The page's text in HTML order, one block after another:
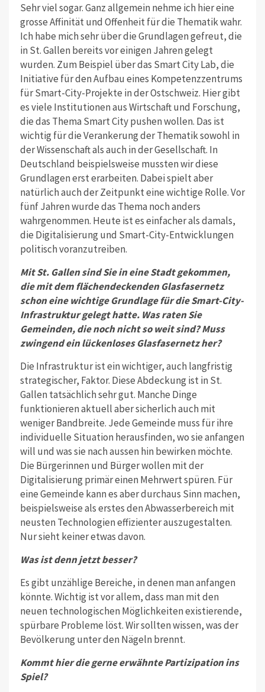
Sehr viel sogar. Ganz allgemein nehme ich hier eine
grosse Affinität und Offen­heit für die Thematik wahr.
Ich habe mich sehr über die Grundlagen gefreut, die
in St. Gallen bereits vor einigen Jah­ren gelegt
wurden. Zum Beispiel über das Smart City Lab, die
Initiative für den Aufbau eines Kompetenzzentrums
für Smart-City-Projekte in der Ostschweiz. Hier gibt
es viele Institutionen aus Wirt­schaft und Forschung,
die das Thema Smart City pushen wollen. Das ist
wich­tig für die Verankerung der Thematik sowohl in
der Wissenschaft als auch in der Gesellschaft. In
Deutschland bei­spielsweise mussten wir diese
Grundlagen erst erarbeiten. Dabei spielt aber
natürlich auch der Zeitpunkt eine wich­tige Rolle. Vor
fünf Jahren wurde das Thema noch anders
wahrgenommen. Heute ist es einfacher als damals,
die Digitalisierung und Smart-City-Entwick­lungen
politisch voranzutreiben.
Mit St. Gallen sind Sie in eine Stadt gekommen,
die mit dem flächendeckenden Glasfasernetz
schon eine wichtige Grundlage für die Smart-City-
Infrastruktur gelegt hatte. Was raten Sie
Gemeinden, die noch nicht so weit sind? Muss
zwingend ein lückenloses Glasfasernetz her?
Die Infrastruktur ist ein wichtiger, auch langfristig
strategischer, Faktor. Diese Abdeckung ist in St.
Gallen tatsächlich sehr gut. Manche Dinge
funktionieren aktuell aber sicherlich auch mit
weniger Bandbreite. Jede Gemeinde muss für ihre
individuelle Situation herausfinden, wo sie anfangen
will und was sie nach aussen hin bewirken möchte.
Die Bürgerinnen und Bürger wollen mit der
Digitalisierung primär einen Mehrwert spüren. Für
eine Gemeinde kann es aber durchaus Sinn machen,
beispielsweise als erstes den Abwasserbereich mit
neus­ten Technologien effizienter auszugestalten.
Nur sieht keiner etwas davon.
Was ist denn jetzt besser?
Es gibt unzählige Bereiche, in denen man anfangen
könnte. Wichtig ist vor allem, dass man mit den
neuen techno­logischen Möglichkeiten existierende,
spürbare Probleme löst. Wir sollten wissen, was der
Bevölkerung unter den Nägeln brennt.
Kommt hier die gerne erwähnte Partizipation ins
Spiel?